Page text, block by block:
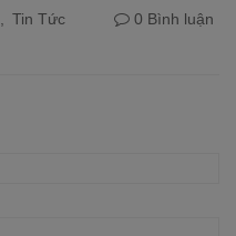
Tin Tức
0 Bình luận